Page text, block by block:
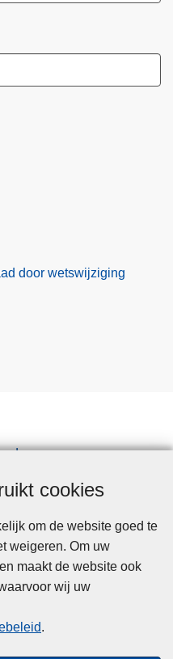
cookies
om de website goed te
weigeren. Om uw
maakt de website ook
wij uw
.
door wetswijziging